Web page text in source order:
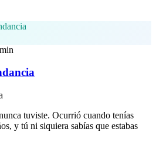
tuviste. Ocurrió cuando tenías
y tú ni siquiera sabías que estabas